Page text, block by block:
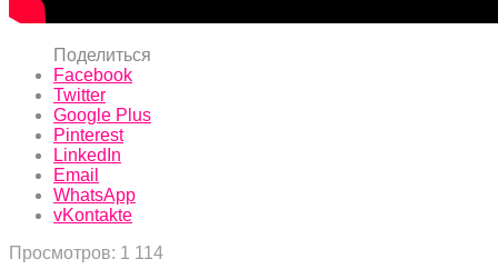
Поделиться
Facebook
Twitter
Google Plus
Pinterest
LinkedIn
Email
WhatsApp
vKontakte
Просмотров: 1 114